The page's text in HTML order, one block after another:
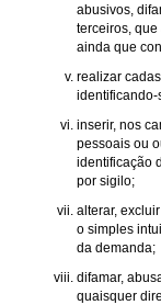
abusivos,
terceiros, que
ainda que
realizar
identificando-
inserir, nos
pessoais ou
identificação
por sigilo;
alterar,
o simples
da demanda;
difamar,
quaisquer